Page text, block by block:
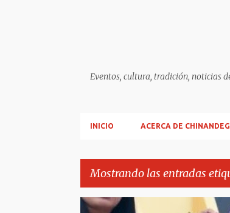
Eventos, cultura, tradición, noticias
INICIO ACERCA DE
Mostrando las entradas